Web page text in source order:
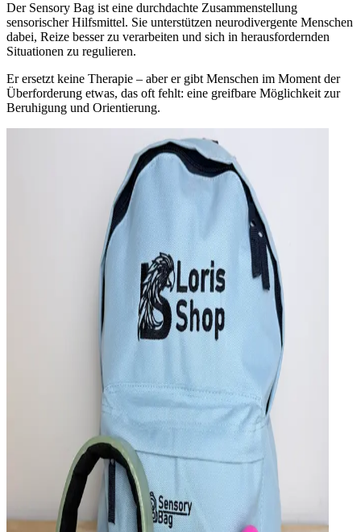
Der Sensory Bag ist eine durchdachte Zusammenstellung
sensorischer Hilfsmittel. Sie unterstützen neurodivergente Menschen
dabei, Reize besser zu verarbeiten und sich in herausfordernden
Situationen zu regulieren.
Er ersetzt keine Therapie – aber er gibt Menschen im Moment der
Überforderung etwas, das oft fehlt: eine greifbare Möglichkeit zur
Beruhigung und Orientierung.